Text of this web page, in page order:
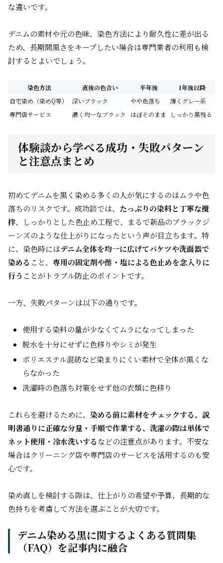
な違いです。
デニムの素材や元の色味、染色方法により耐久性に差が出る
ため、長期間黒さをキープしたい場合は専門業者の利用も検
討するとよいでしょう。
染色方法 直後の色合い 半年後
1年後以降
自宅染め（染めQ等）
深いブラック やや色落ち
薄くグレー系
専門店サービス
濃く均一なブラック ほぼそのまま しっかり黒残る
体験談から学べる成功・失敗パターン
と注意点まとめ
初めてデニムを黒く染める多くの人が気にするのはムラや色
落ちのリスクです。成功談では、 たっぷりの染料と丁寧な攪
拌、しっかりとした色止め工程で、まるで新品のブラックジ
ーンズのような仕上がりになったという声が目立ちます。特
に、染色時にはデニム全体を均一に広げてバケツや洗面器で
染める こと、 専用の固定剤や酢・塩による色止めを念入りに
行う ことがトラブル防止のポイントです。
一方、失敗パターンは以下の通りです。
使用する染料の量が少なくてムラになってしまった
脱水を十分にせずに色移りやシミが発生
ポリエステル混紡など染まりにくい素材で全体が黒くな
らなかった
洗濯時の色落ち対策をせず他の衣類に色移り
これらを避けるために、 染める前に素材をチェックする、説
明書通りに正確な分量・手順で作業する、洗濯の際は単体で
ネット使用・冷水洗いするなどの注意点があります。不安な
場合はクリーニング店や専門店のサービスを活用するのも安
心です。
染め直しを検討する際は、仕上がりの希望や予算、長期的な
色持ちを考慮して方法を選ぶことが大切です。
デニム染める黒に関するよくある質問集
（FAQ）を記事内に融合